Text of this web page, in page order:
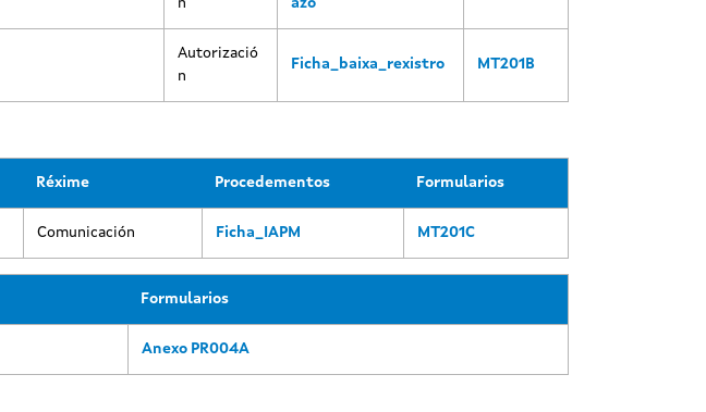
n
azo
Autorizació
n
Ficha_baixa_rexistro MT201B
Réxime Procedementos Formularios
Comunicación Ficha_IAPM MT201C
Formularios
Anexo PR004A